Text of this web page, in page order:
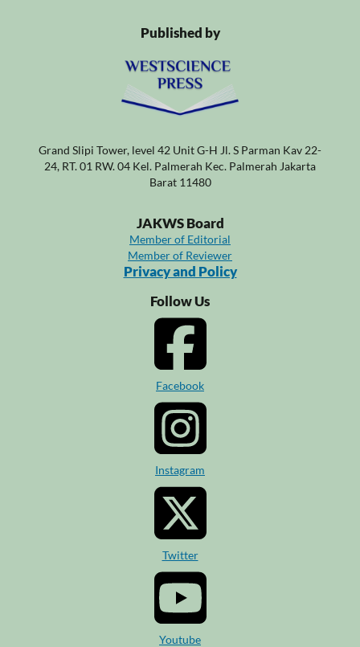
Published by
Grand Slipi Tower, level 42 Unit G-H Jl. S Parman Kav 22-
24, RT. 01 RW. 04 Kel. Palmerah Kec. Palmerah Jakarta
Barat 11480
JAKWS Board
Member of Editorial
Member of Reviewer
Privacy and Policy
Follow Us
Facebook
Instagram
Twitter
Youtube